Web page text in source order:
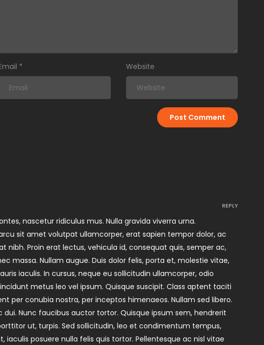
* Website
nascetur ridiculus mus. Nulla gravida viverra urna.
sit amet volutpat ullamcorper, erat sapien tempor dolor, ac
nibh. Proin erat lectus, vehicula id, consequat quis, semper ac,
massa. Nullam augue. Duis dolor felis, porta et, molestie vitae,
iaculis. In cursus, neque eu sollicitudin ullamcorper, odio
metus leo vel ipsum. Quisque suscipit. Class aptent taciti
per conubia nostra, per inceptos himenaeos. Nullam sed libero.
dui. Nunc faucibus auctor tortor. Quisque ipsum sem, hendrerit
ut, turpis. Sed sollicitudin, leo et condimentum tempus,
iaculis posuere nulla felis quis tortor. Pellentesque ac nisl vitae
REPLY